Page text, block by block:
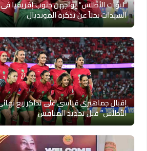
“لبؤات الأطلس” يواجهن جنوب إفريقيا
السيدات بحثاً عن تذكرة المونديال
إقبال جماهيري قياسي على تذاكر ربع
الأطلس” قبل تحديد المنافس